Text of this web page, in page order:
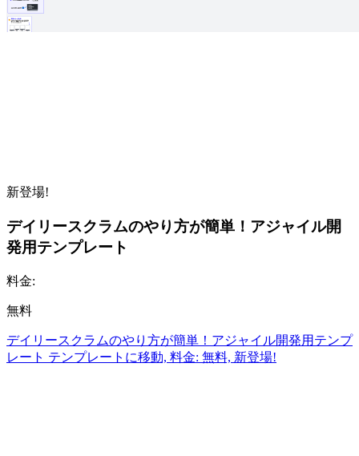
新登場!
デイリースクラムのやり方が簡単！アジャイル開
発用テンプレート
料金:
無料
デイリースクラムのやり方が簡単！アジャイル開発用テンプ
レート テンプレートに移動, 料金: 無料, 新登場!